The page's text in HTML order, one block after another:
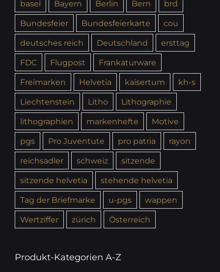
basel
Bayern Berlin Bern
brd
Bundesfeier
Bundesfeierkarte
cou
deutsches reich
Deutschland
ersttag
FDC
Flugpost
Frankaturware
Freimarken
Helvetia kaisertum
kh-s
Liechtenstein
Litho
Lithographie
lithographien
markenhefte
Motive
pgs
Pro Juventute pro patria
rayon
reichsadler
schweiz
sitzende
sitzende helvetia
stehende helvetia
Tag der Briefmarke
u-pgs
wappen
Wertziffer
zürich Österreich
Produkt-Kategorien A-Z